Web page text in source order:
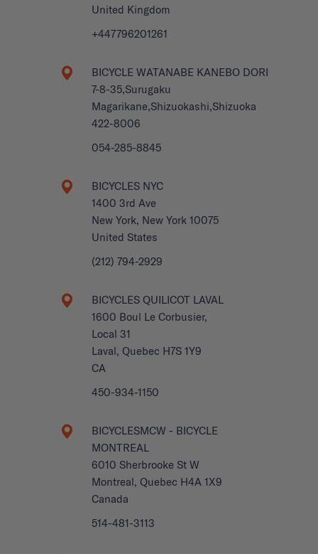
United Kingdom
+447796201261
BICYCLE WATANABE KANEBO DORI
7-8-35,Surugaku
Magarikane,Shizuokashi,Shizuoka
422-8006
054-285-8845
BICYCLES NYC
1400 3rd Ave
New York, New York 10075
United States
(212) 794-2929
BICYCLES QUILICOT LAVAL
1600 Boul Le Corbusier,
Local 31
Laval, Quebec H7S 1Y9
CA
450-934-1150
BICYCLESMCW - BICYCLE
MONTREAL
6010 Sherbrooke St W
Montreal, Quebec H4A 1X9
Canada
514-481-3113